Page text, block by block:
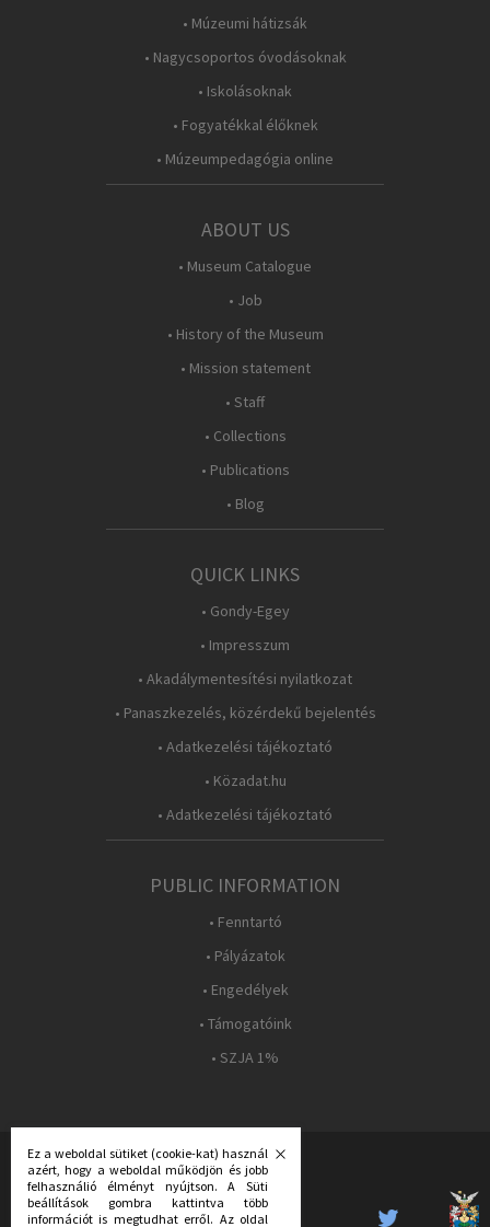
• Múzeumi hátizsák
• Nagycsoportos óvodásoknak
• Iskolásoknak
• Fogyatékkal élőknek
• Múzeumpedagógia online
ABOUT US
• Museum Catalogue
• Job
• History of the Museum
• Mission statement
• Staff
• Collections
• Publications
• Blog
QUICK LINKS
• Gondy-Egey
• Impresszum
• Akadálymentesítési nyilatkozat
• Panaszkezelés, közérdekű bejelentés
• Adatkezelési tájékoztató
• Közadat.hu
• Adatkezelési tájékoztató
PUBLIC INFORMATION
• Fenntartó
• Pályázatok
• Engedélyek
• Támogatóink
• SZJA 1%
FOLLOW US:
Ez a weboldal sütiket (cookie-kat) használ
azért, hogy a weboldal működjön és jobb
felhasználió élményt nyújtson. A Süti
beállítások gombra kattintva több
információt is megtudhat erről. Az oldal